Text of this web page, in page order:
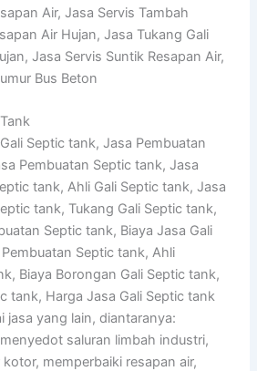
Air, Jasa Servis Tambah
Air Hujan, Jasa Tukang Gali
Jasa Servis Suntik Resapan Air,
Bus Beton
Septic tank, Jasa Pembuatan
Pembuatan Septic tank, Jasa
tank, Ahli Gali Septic tank, Jasa
tank, Tukang Gali Septic tank,
Septic tank, Biaya Jasa Gali
Septic tank, Ahli
Biaya Borongan Gali Septic tank,
tank, Harga Jasa Gali Septic tank
jasa yang lain, diantaranya:
saluran limbah industri,
memperbaiki resapan air,